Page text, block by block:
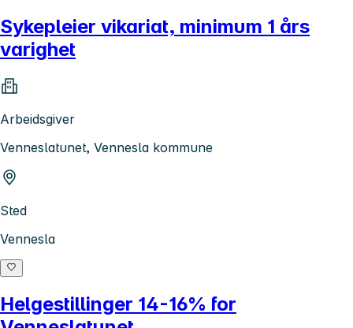
Sykepleier vikariat, minimum 1 års
varighet
Arbeidsgiver
Venneslatunet, Vennesla kommune
Sted
Vennesla
Helgestillinger 14-16% for